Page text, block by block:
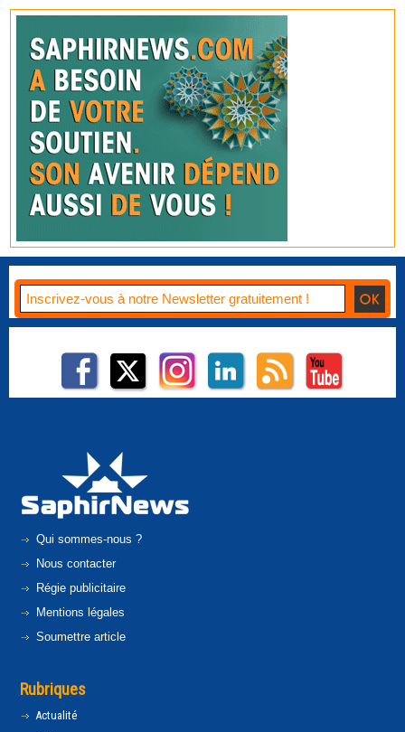
Qui sommes-nous ?
Nous contacter
Régie publicitaire
Mentions légales
Soumettre article
Rubriques
Actualité